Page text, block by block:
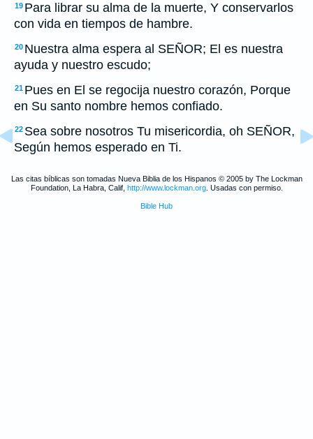
19 Para librar su alma de la muerte, Y conservarlos
con vida en tiempos de hambre.
20 Nuestra alma espera al SEÑOR; El es nuestra
ayuda y nuestro escudo;
21 Pues en El se regocija nuestro corazón, Porque
en Su santo nombre hemos confiado.
22 Sea sobre nosotros Tu misericordia, oh SEÑOR,
Según hemos esperado en Ti.
Las citas bíblicas son tomadas Nueva Biblia de los Hispanos © 2005 by The Lockman
Foundation, La Habra, Calif, http://www.lockman.org. Usadas con permiso.
Bible Hub